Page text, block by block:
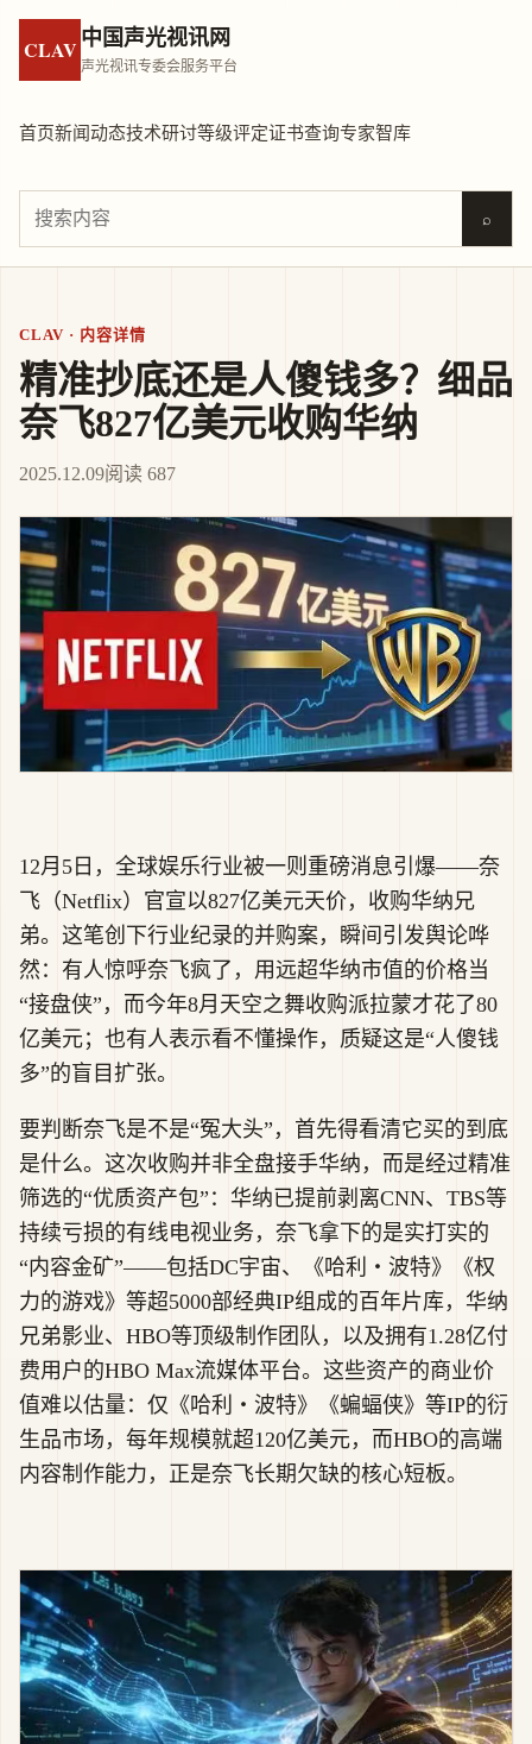
CLAV 中国声光视讯网
声光视讯专委会服务平台
首页新闻动态技术研讨等级评定证书查询专家智库
⌕
CLAV · 内容详情
精准抄底还是人傻钱多？细品
奈飞827亿美元收购华纳
2025.12.09阅读 687
12月5日，全球娱乐行业被一则重磅消息引爆——奈
飞（Netflix）官宣以827亿美元天价，收购华纳兄
弟。这笔创下行业纪录的并购案，瞬间引发舆论哗
然：有人惊呼奈飞疯了，用远超华纳市值的价格当
“接盘侠”，而今年8月天空之舞收购派拉蒙才花了80
亿美元；也有人表示看不懂操作，质疑这是“人傻钱
多”的盲目扩张。
要判断奈飞是不是“冤大头”，首先得看清它买的到底
是什么。这次收购并非全盘接手华纳，而是经过精准
筛选的“优质资产包”：华纳已提前剥离CNN、TBS等
持续亏损的有线电视业务，奈飞拿下的是实打实的
“内容金矿”——包括DC宇宙、《哈利・波特》《权
力的游戏》等超5000部经典IP组成的百年片库，华纳
兄弟影业、HBO等顶级制作团队，以及拥有1.28亿付
费用户的HBO Max流媒体平台。这些资产的商业价
值难以估量：仅《哈利・波特》《蝙蝠侠》等IP的衍
生品市场，每年规模就超120亿美元，而HBO的高端
内容制作能力，正是奈飞长期欠缺的核心短板。